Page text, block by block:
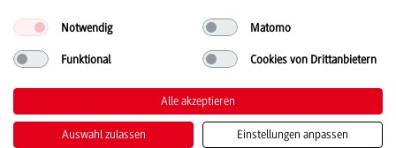
© 2026 Duale Hochschule Baden-Württemberg
Impressum Datenschutz Barrierefreiheit Leichte Sprache
Notwendig Matomo
Funktional Cookies von Drittanbietern
Alle akzeptieren
Auswahl zulassen Einstellungen anpassen